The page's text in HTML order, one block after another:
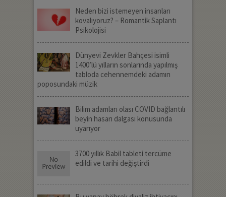
Neden bizi istemeyen insanları
kovalıyoruz? – Romantik Saplantı
Psikolojisi
Dünyevi Zevkler Bahçesi isimli
1400’lü yılların sonlarında yapılmış
tabloda cehennemdeki adamın
poposundaki müzik
Bilim adamları olası COVID bağlantılı
beyin hasarı dalgası konusunda
uyarıyor
3700 yıllık Babil tableti tercüme
edildi ve tarihi değiştirdi